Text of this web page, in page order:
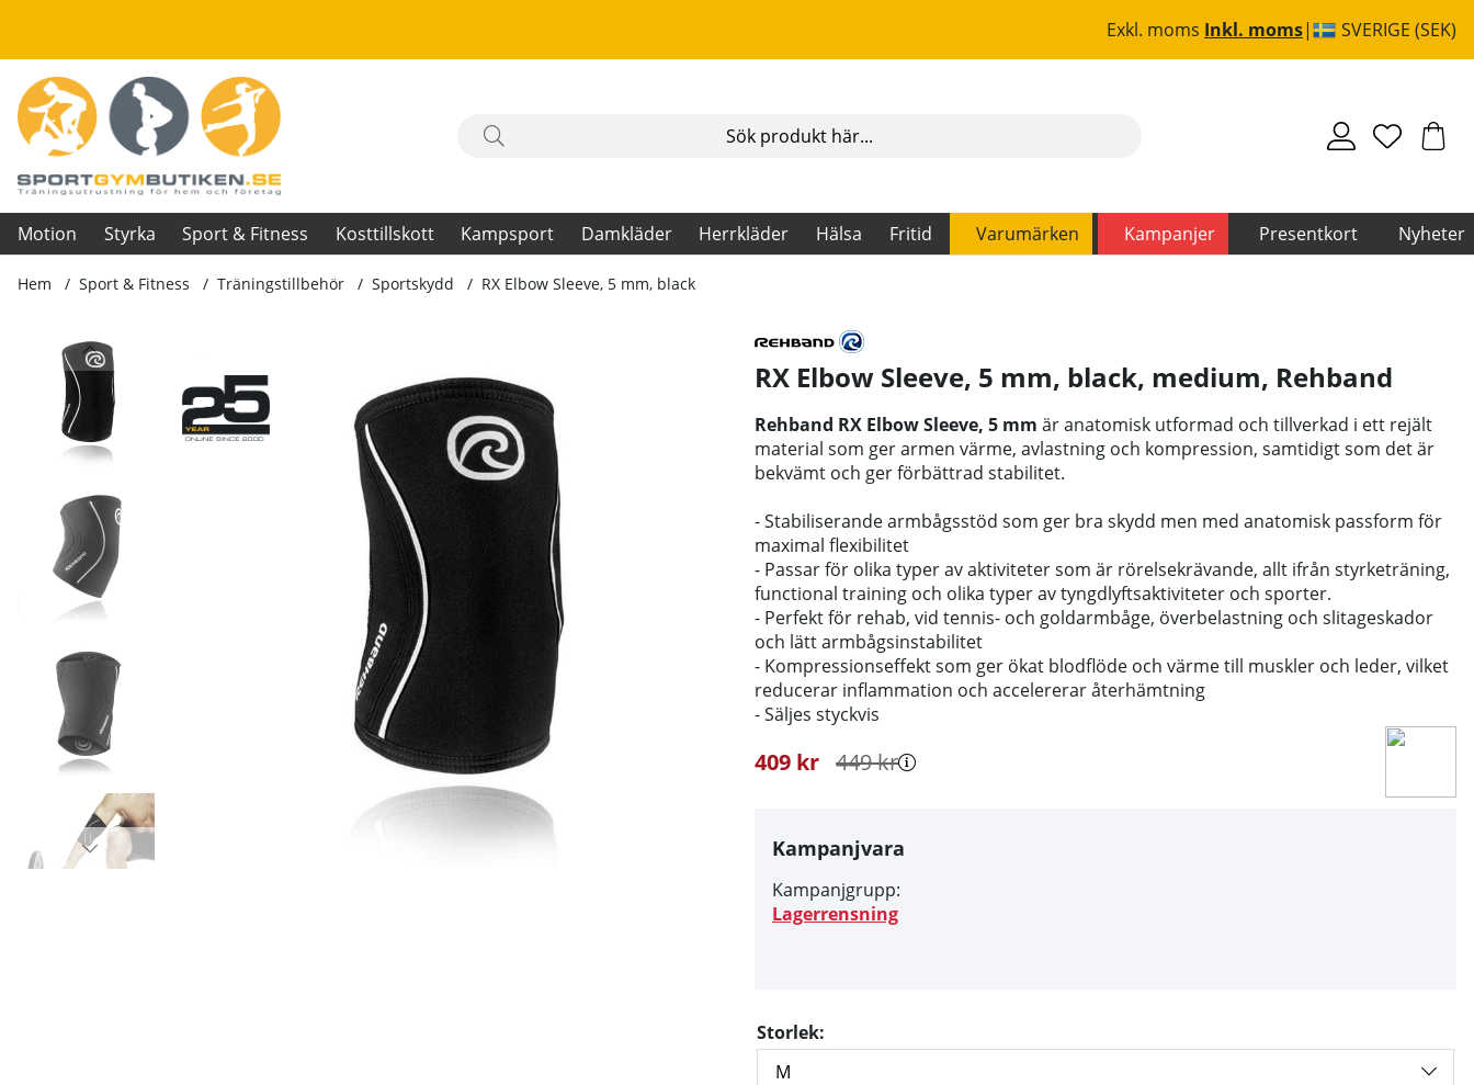
Exkl. moms Inkl. moms SVERIGE (SEK)
Motion Styrka Sport & Fitness Kosttillskott Kampsport Damkläder Herrkläder Hälsa Fritid Varumärken Kampanjer Presentkort Nyheter
Hem Sport & Fitness Träningstillbehör Sportskydd RX Elbow Sleeve, 5 mm, black
Produktbilder RX Elbow Sleeve, 5 mm, black
RX Elbow Sleeve, 5 mm, black, medium, Rehband
Rehband RX Elbow Sleeve, 5 mm är anatomisk utformad och tillverkad i ett rejält
material som ger armen värme, avlastning och kompression, samtidigt som det är
bekvämt och ger förbättrad stabilitet.
- Stabiliserande armbågsstöd som ger bra skydd men med anatomisk passform för
maximal flexibilitet
- Passar för olika typer av aktiviteter som är rörelsekrävande, allt ifrån styrketräning,
functional training och olika typer av tyngdlyftsaktiviteter och sporter.
- Perfekt för rehab, vid tennis- och goldarmbåge, överbelastning och slitageskador
och lätt armbågsinstabilitet
- Kompressionseffekt som ger ökat blodflöde och värme till muskler och leder, vilket
reducerar inflammation och accelererar återhämtning
- Säljes styckvis
449kr
409 kr
Kampanjvara
Kampanjgrupp:
Lagerrensning
Storlek: